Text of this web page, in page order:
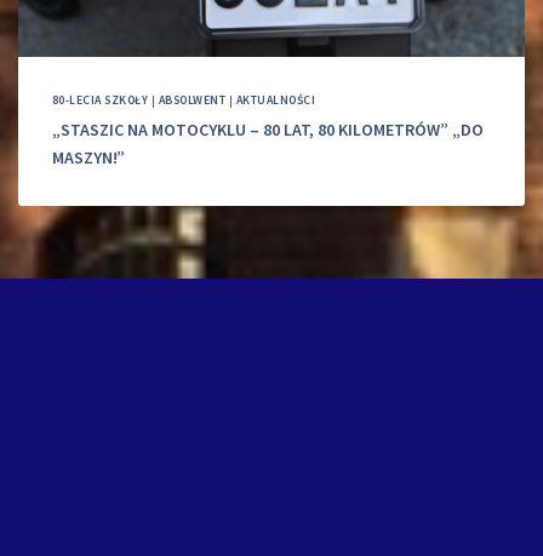
80-LECIA SZKOŁY | ABSOLWENT | AKTUALNOŚCI
„STASZIC NA MOTOCYKLU – 80 LAT, 80 KILOMETRÓW” „DO
MASZYN!”